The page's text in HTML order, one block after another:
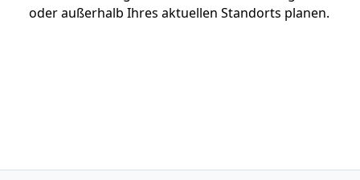
oder außerhalb Ihres aktuellen Standorts planen.